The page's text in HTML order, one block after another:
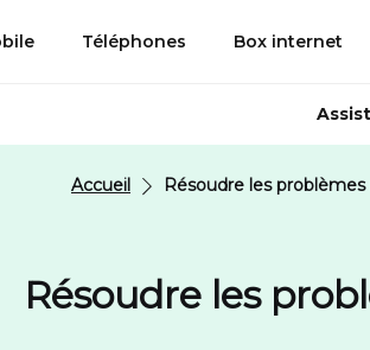
Téléphones Box internet
Accueil Résoudre les
Résoudre les